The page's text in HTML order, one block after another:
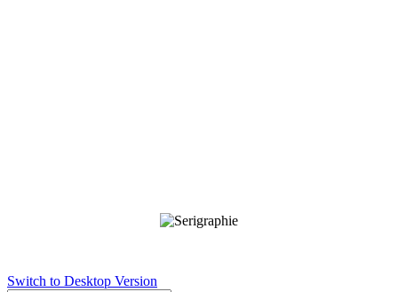
Switch to Desktop Version